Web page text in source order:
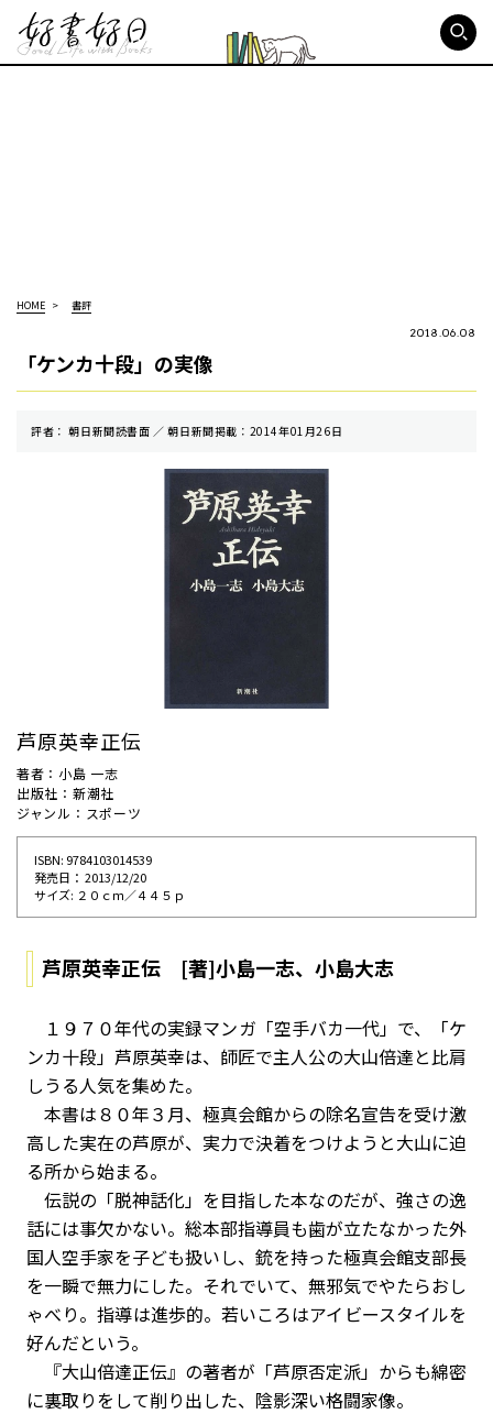
HOME 書評
2018.06.08
「ケンカ十段」の実像
評者： 朝日新聞読書面 ／ 朝⽇新聞掲載：2014年01月26日
芦原英幸正伝
著者：小島 一志
出版社：新潮社
ジャンル：スポーツ
ISBN: 9784103014539
発売⽇： 2013/12/20
サイズ: ２０ｃｍ／４４５ｐ
芦原英幸正伝 [著]小島一志、小島大志
１９７０年代の実録マンガ「空手バカ一代」で、「ケ
ンカ十段」芦原英幸は、師匠で主人公の大山倍達と比肩
しうる人気を集めた。
本書は８０年３月、極真会館からの除名宣告を受け激
高した実在の芦原が、実力で決着をつけようと大山に迫
る所から始まる。
伝説の「脱神話化」を目指した本なのだが、強さの逸
話には事欠かない。総本部指導員も歯が立たなかった外
国人空手家を子ども扱いし、銃を持った極真会館支部長
を一瞬で無力にした。それでいて、無邪気でやたらおし
ゃべり。指導は進歩的。若いころはアイビースタイルを
好んだという。
『大山倍達正伝』の著者が「芦原否定派」からも綿密
に裏取りをして削り出した、陰影深い格闘家像。